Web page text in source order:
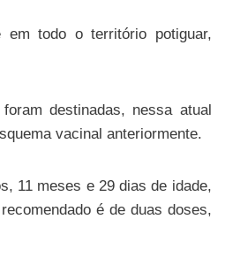
em todo o território potiguar,
destinadas, nessa atual
vacinal anteriormente.
11 meses e 29 dias de idade,
é de duas doses,